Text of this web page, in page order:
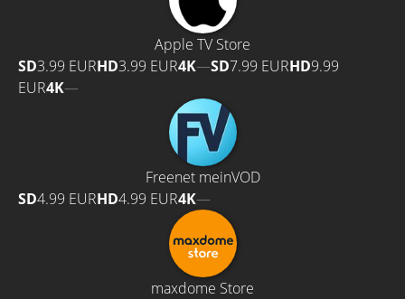
Apple TV Store
SD3.99 EURHD3.99 EUR4K—SD7.99 EURHD9.99
EUR4K—
Freenet meinVOD
SD4.99 EURHD4.99 EUR4K—
maxdome Store